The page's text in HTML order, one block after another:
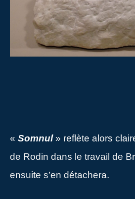
« Somnul » reflète alors
de Rodin dans le travail de
ensuite s’en détachera.